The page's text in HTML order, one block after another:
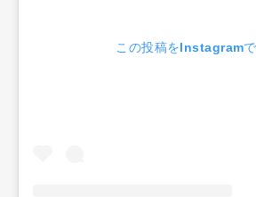
この投稿をInstagram